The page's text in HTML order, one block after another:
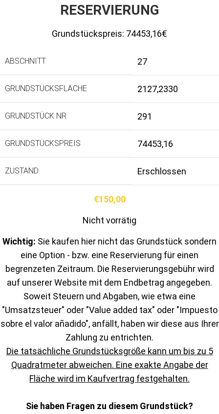
RESERVIERUNG
Grundstückspreis: 74453,16€
ABSCHNITT 27
GRUNDSTÜCKSFLÄCHE 2127,2330
GRUNDSTÜCK NR 291
GRUNDSTÜCKSPREIS 74453,16
ZUSTAND Erschlossen
€150,00
Nicht vorrätig
Wichtig: Sie kaufen hier nicht das Grundstück sondern
eine Option - bzw. eine Reservierung für einen
begrenzeten Zeitraum. Die Reservierungsgebühr wird
auf unserer Website mit dem Endbetrag angegeben.
Soweit Steuern und Abgaben, wie etwa eine
"Umsatzsteuer" oder "Value added tax" oder "Impuesto
sobre el valor añadido", anfällt, haben wir diese aus Ihrer
Zahlung zu entrichten.
Die tatsächliche Grundstücksgröße kann um bis zu 5
Quadratmeter abweichen. Eine exakte Angabe der
Fläche wird im Kaufvertrag festgehalten.
Sie haben Fragen zu diesem Grundstück?